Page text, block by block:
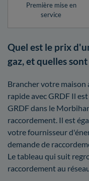
Première mise en
service
Quel est le prix
gaz, et quelles
Brancher votre maison
rapide avec GRDF Il
GRDF dans le
raccordement. Il est
votre fournisseur
demande de
Le tableau qui suit
raccordement au